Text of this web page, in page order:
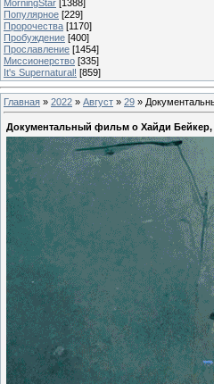
MorningStar [1388]
Популярное [229]
Пророчества [1170]
Пробуждение [400]
Прославление [1454]
Миссионерство [335]
It's Supernatural! [859]
Главная » 2022 » Август » 29 »
Документальный фильм о Хайди